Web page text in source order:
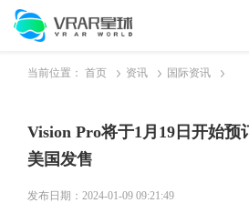
当前位置： 首页 资讯 国际资讯
Vision Pro将于1月19日开始预
美国发售
发布日期：2024-01-09 09:21:49